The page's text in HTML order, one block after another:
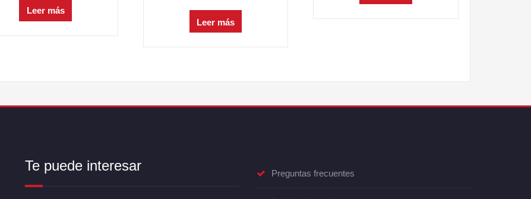
Leer más
Leer más
Te puede interesar Preguntas frecuentes